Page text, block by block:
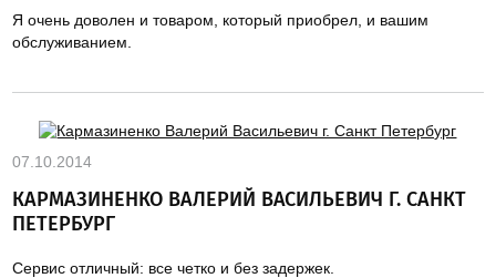
Я очень доволен и товаром, который приобрел, и вашим
обслуживанием.
07.10.2014
КАРМАЗИНЕНКО ВАЛЕРИЙ ВАСИЛЬЕВИЧ Г. САНКТ
ПЕТЕРБУРГ
Сервис отличный: все четко и без задержек.